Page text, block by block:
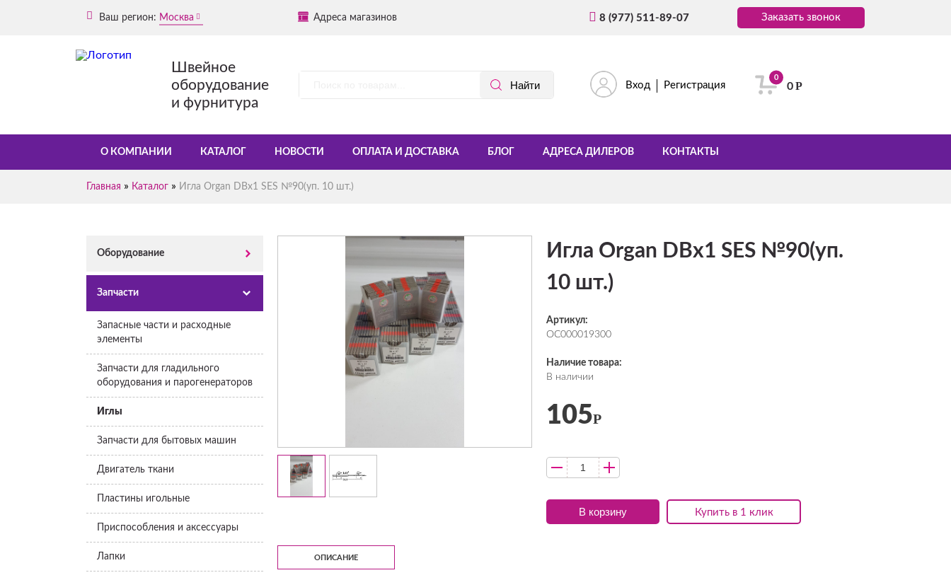
Ваш регион: Москва Адреса магазинов 8 (977) 511-89-07 Заказать звонок
Швейное
оборудование
и фурнитура
Вход Регистрация
0
0Р
О КОМПАНИИ КАТАЛОГ НОВОСТИ ОПЛАТА И ДОСТАВКА БЛОГ АДРЕСА ДИЛЕРОВ КОНТАКТЫ
Главная » Каталог » Игла Organ DBх1 SES №90(уп. 10 шт.)
Оборудование
Запчасти
Запасные части и расходные
элементы
Запчасти для гладильного
оборудования и парогенераторов
Иглы
Запчасти для бытовых машин
Двигатель ткани
Пластины игольные
Приспособления и аксессуары
Лапки
Игла Organ DBх1 SES №90(уп.
10 шт.)
Артикул:
ОС000019300
Наличие товара:
В наличии
Купить в 1 клик
105Р
В корзину
ОПИСАНИЕ